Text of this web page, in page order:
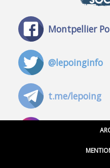
Montpellier
@lepoinginfo
t.me/lepoing